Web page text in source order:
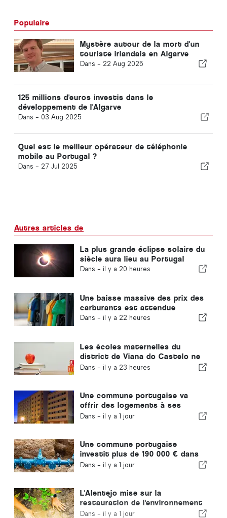
Populaire
Mystère autour de la mort d'un
touriste irlandais en Algarve
Dans - 22 Aug 2025
125 millions d'euros investis dans le
développement de l'Algarve
Dans - 03 Aug 2025
Quel est le meilleur opérateur de téléphonie
mobile au Portugal ?
Dans - 27 Jul 2025
Autres articles de
La plus grande éclipse solaire du
siècle aura lieu au Portugal
Dans - il y a 20 heures
Une baisse massive des prix des
carburants est attendue
Dans - il y a 22 heures
Les écoles maternelles du
district de Viana do Castelo ne
fermeront pas au Portugal
Dans - il y a 23 heures
Une commune portugaise va
offrir des logements à ses
habitants
Dans - il y a 1 jour
Une commune portugaise
investit plus de 190 000 € dans
l'approvisionnement en eau
Dans - il y a 1 jour
L'Alentejo mise sur la
restauration de l'environnement
grâce aux fonds européens
Dans - il y a 1 jour